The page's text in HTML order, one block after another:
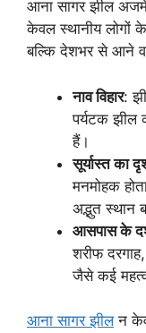
आना सागर झील
केवल स्थानीय लोगों
बल्कि देशभर से आने
नाव विहार:
पर्यटक
हैं।
सूर्यास्त का
मनमोहक
अद्भुत स्थान
आसपास के
शरीफ
जैसे कई
आना सागर झीलन